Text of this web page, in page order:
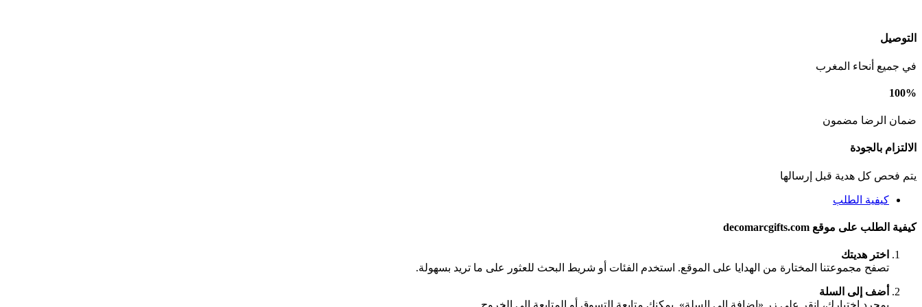
التوصيل
في جميع أنحاء المغرب
100%
ضمان الرضا مضمون
الالتزام بالجودة
يتم فحص كل هدية قبل إرسالها
كيفية الطلب
كيفية الطلب على موقع decomarcgifts.com
اختر هديتك
تصفح مجموعتنا المختارة من الهدايا على الموقع. استخدم الفئات أو شريط البحث للعثور على ما تريد بسهولة.
أضف إلى السلة